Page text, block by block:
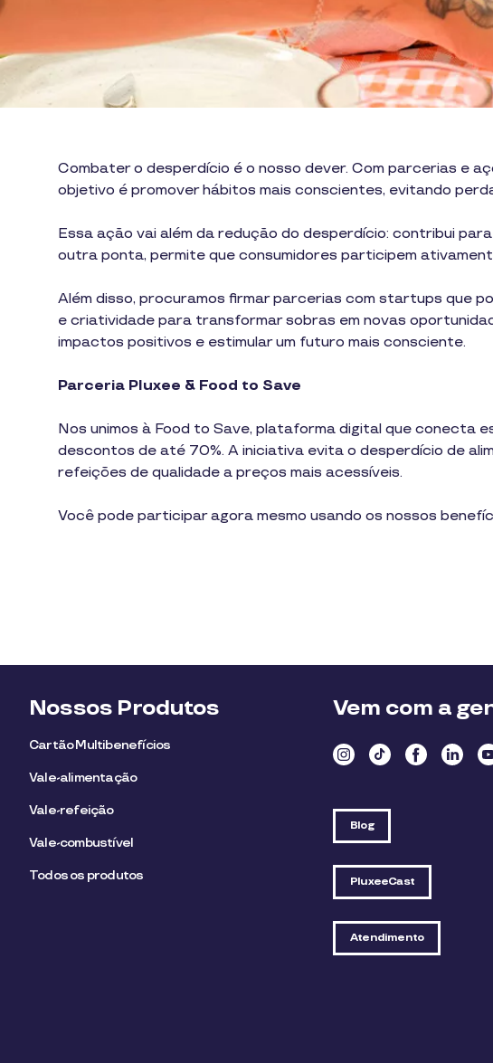
Combater o desperdício é o nosso dever. Com parcerias e
objetivo é promover hábitos mais conscientes, evitando
Essa ação vai além da redução do desperdício: contribui
outra ponta, permite que consumidores participem
Além disso, procuramos firmar parcerias com startups que
e criatividade para transformar sobras em novas
impactos positivos e estimular um futuro mais consciente.
Parceria Pluxee & Food to Save
Nos unimos à Food to Save, plataforma digital que conecta
descontos de até 70%. A iniciativa evita o desperdício de
refeições de qualidade a preços mais acessíveis.
Você pode participar agora mesmo usando os nossos
Nossos Produtos
Cartão Multibenefícios
Vale-alimentação
Vale-refeição
Vale-combustível
Todos os produtos
Vem com a
Blog
PluxeeCast
Atendimento